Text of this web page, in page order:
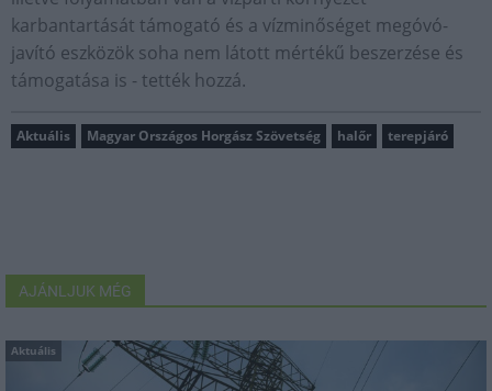
karbantartását támogató és a vízminőséget megóvó-
javító eszközök soha nem látott mértékű beszerzése és
támogatása is - tették hozzá.
Aktuális Magyar Országos Horgász Szövetség halőr terepjáró
AJÁNLJUK MÉG
Aktuális